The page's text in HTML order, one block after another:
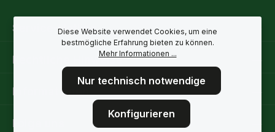
Service-Hotline
Rechtliche Hinweise
Informationen
Folge uns
Diese Website verwendet Cookies, um eine
bestmögliche Erfahrung bieten zu können.
Mehr Informationen ...
Nur technisch notwendige
Konfigurieren